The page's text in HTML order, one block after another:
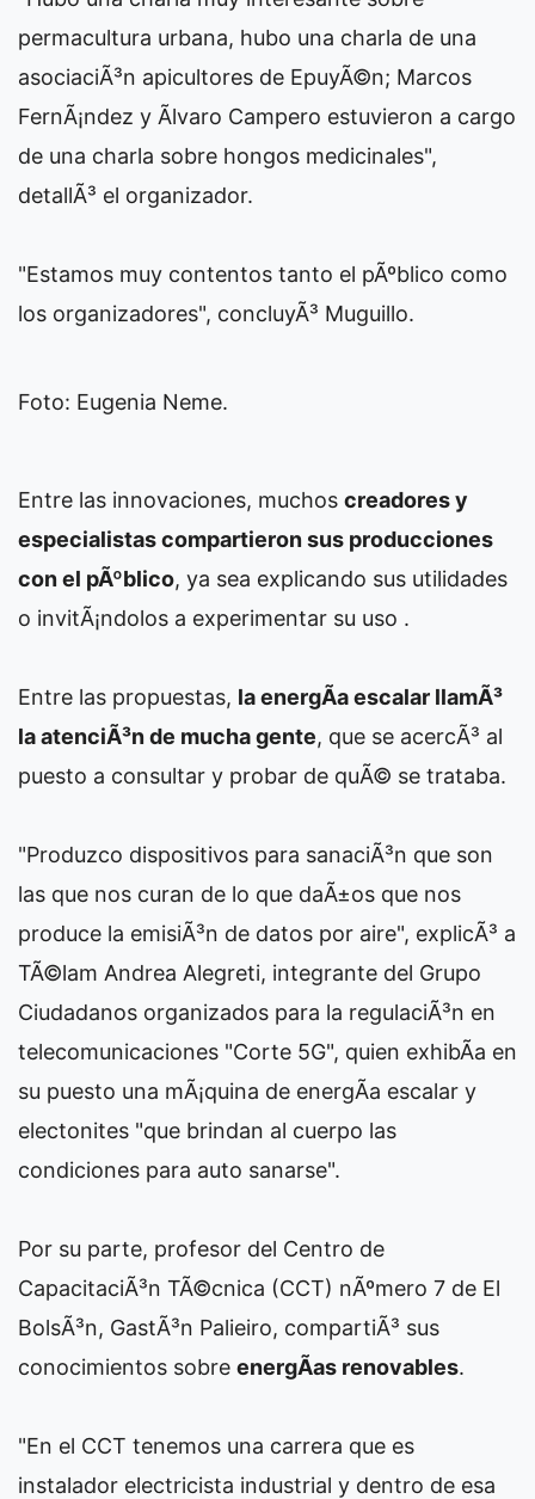
permacultura urbana, hubo una charla de una
asociaciÃ³n apicultores de EpuyÃ©n; Marcos
FernÃ¡ndez y Ãlvaro Campero estuvieron a cargo
de una charla sobre hongos medicinales",
detallÃ³ el organizador.
"Estamos muy contentos tanto el pÃºblico como
los organizadores", concluyÃ³ Muguillo.
Foto: Eugenia Neme.
Entre las innovaciones, muchos creadores y
especialistas compartieron sus producciones
con el pÃºblico, ya sea explicando sus utilidades
o invitÃ¡ndolos a experimentar su uso .
Entre las propuestas, la energÃ­a escalar llamÃ³
la atenciÃ³n de mucha gente, que se acercÃ³ al
puesto a consultar y probar de quÃ© se trataba.
"Produzco dispositivos para sanaciÃ³n que son
las que nos curan de lo que daÃ±os que nos
produce la emisiÃ³n de datos por aire", explicÃ³ a
TÃ©lam Andrea Alegreti, integrante del Grupo
Ciudadanos organizados para la regulaciÃ³n en
telecomunicaciones "Corte 5G", quien exhibÃ­a en
su puesto una mÃ¡quina de energÃ­a escalar y
electonites "que brindan al cuerpo las
condiciones para auto sanarse".
Por su parte, profesor del Centro de
CapacitaciÃ³n TÃ©cnica (CCT) nÃºmero 7 de El
BolsÃ³n, GastÃ³n Palieiro, compartiÃ³ sus
conocimientos sobre energÃ­as renovables.
"En el CCT tenemos una carrera que es
instalador electricista industrial y dentro de esa